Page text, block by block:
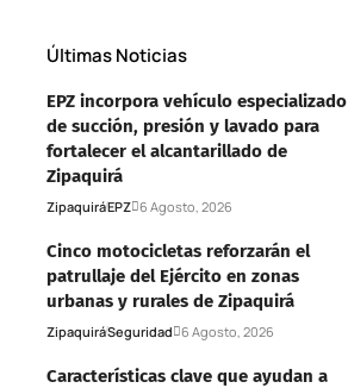
Últimas Noticias
EPZ incorpora vehículo especializado
de succión, presión y lavado para
fortalecer el alcantarillado de
Zipaquirá
ZipaquiráEPZ 6 Agosto, 2026
Cinco motocicletas reforzarán el
patrullaje del Ejército en zonas
urbanas y rurales de Zipaquirá
ZipaquiráSeguridad 6 Agosto, 2026
Características clave que ayudan a